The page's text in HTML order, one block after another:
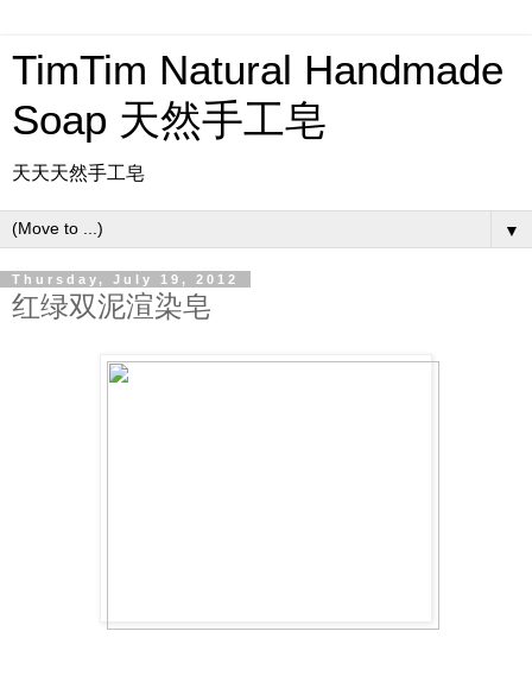
TimTim Natural Handmade
Soap 天然手工皂
天天天然手工皂
▼
Thursday, July 19, 2012
红绿双泥渲染皂